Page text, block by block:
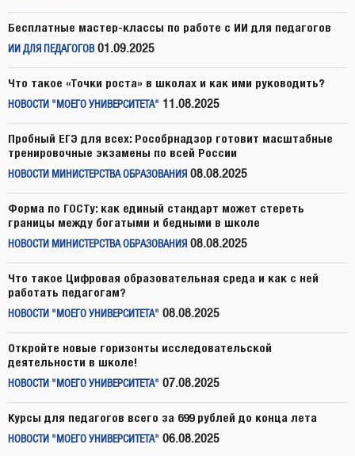
Бесплатные мастер-классы по работе с ИИ для педагогов
ИИ ДЛЯ ПЕДАГОГОВ 01.09.2025
Что такое «Точки роста» в школах и как ими руководить?
НОВОСТИ "МОЕГО УНИВЕРСИТЕТА" 11.08.2025
Пробный ЕГЭ для всех: Рособрнадзор готовит масштабные
тренировочные экзамены по всей России
НОВОСТИ МИНИСТЕРСТВА ОБРАЗОВАНИЯ 08.08.2025
Форма по ГОСТу: как единый стандарт может стереть
границы между богатыми и бедными в школе
НОВОСТИ МИНИСТЕРСТВА ОБРАЗОВАНИЯ 08.08.2025
Что такое Цифровая образовательная среда и как с ней
работать педагогам?
НОВОСТИ "МОЕГО УНИВЕРСИТЕТА" 08.08.2025
Откройте новые горизонты исследовательской
деятельности в школе!
НОВОСТИ "МОЕГО УНИВЕРСИТЕТА" 07.08.2025
Курсы для педагогов всего за 699 рублей до конца лета
НОВОСТИ "МОЕГО УНИВЕРСИТЕТА" 06.08.2025